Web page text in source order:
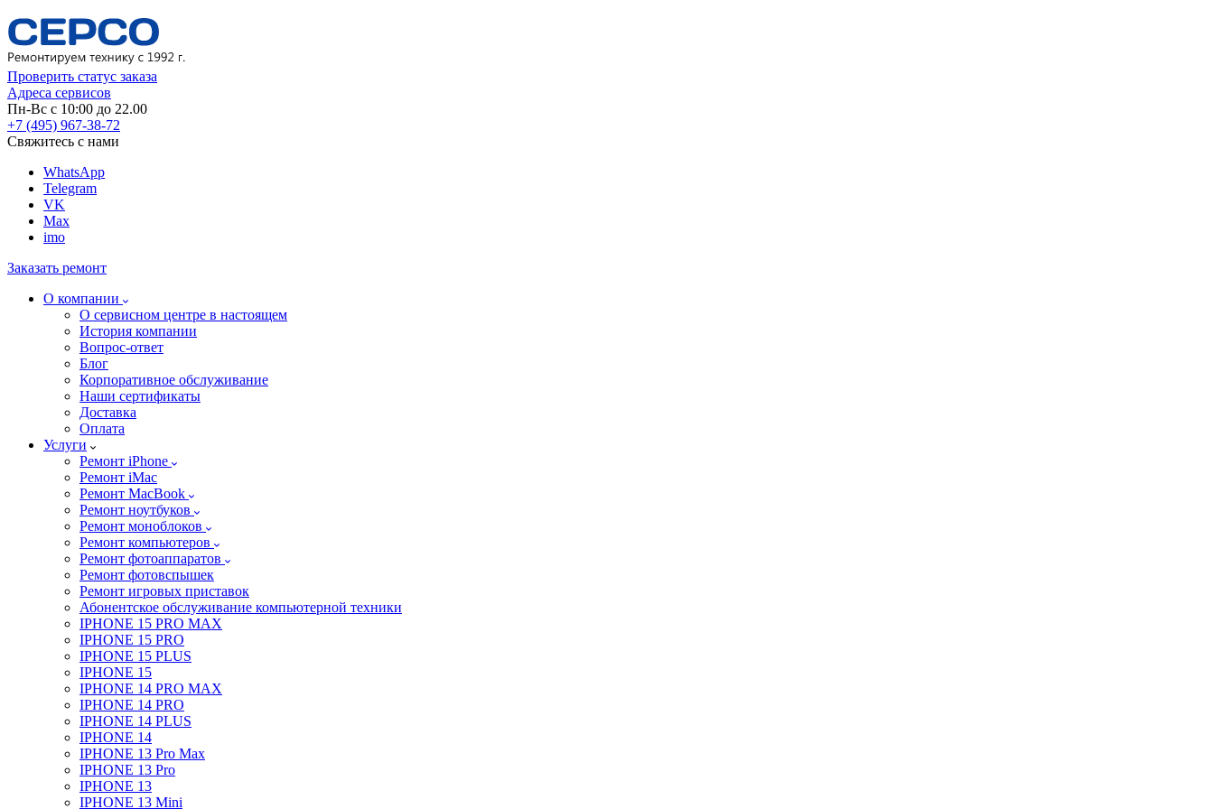
Проверить статус заказа
Адреса сервисов
Пн-Вс с 10:00 до 22.00
+7 (495) 967-38-72
Свяжитесь с нами
WhatsApp
Telegram
VK
Max
imo
Заказать ремонт
О компании
О сервисном центре в настоящем
История компании
Вопрос-ответ
Блог
Корпоративное обслуживание
Наши сертификаты
Доставка
Оплата
Услуги
Ремонт iPhone
Ремонт iMac
Ремонт MacBook
Ремонт ноутбуков
Ремонт моноблоков
Ремонт компьютеров
Ремонт фотоаппаратов
Ремонт фотовспышек
Ремонт игровых приставок
Абонентское обслуживание компьютерной техники
IPHONE 15 PRO MAX
IPHONE 15 PRO
IPHONE 15 PLUS
IPHONE 15
IPHONE 14 PRO MAX
IPHONE 14 PRO
IPHONE 14 PLUS
IPHONE 14
IPHONE 13 Pro Max
IPHONE 13 Pro
IPHONE 13
IPHONE 13 Mini